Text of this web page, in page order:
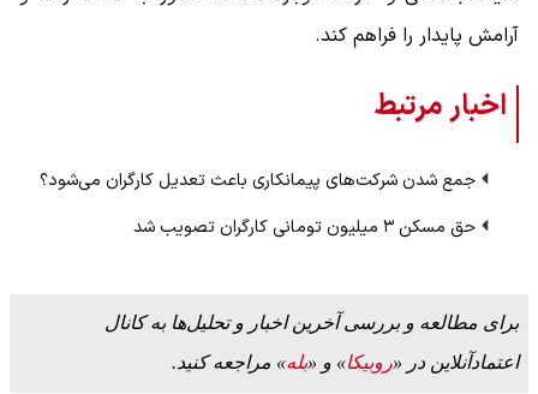
آرامش پایدار را فراهم کند.
اخبار مرتبط
جمع شدن شرکت‌های پیمانکاری باعث تعدیل کارگران می‌شود؟
حق مسکن ۳ میلیون تومانی کارگران تصویب شد
برای مطالعه و بررسی آخرین اخبار و تحلیل‌ها به کانال
اعتمادآنلاین در «روبیکا» و «بله» مراجعه کنید.